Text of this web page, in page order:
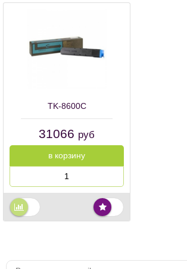
TK-8600C
31066 руб
в корзину